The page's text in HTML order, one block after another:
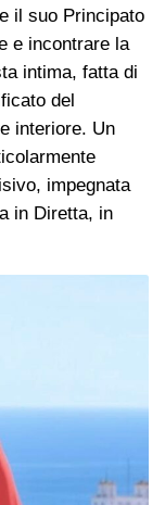
il suo Principato
e incontrare la
intima, fatta di
del
interiore. Un
impegnata
in Diretta, in